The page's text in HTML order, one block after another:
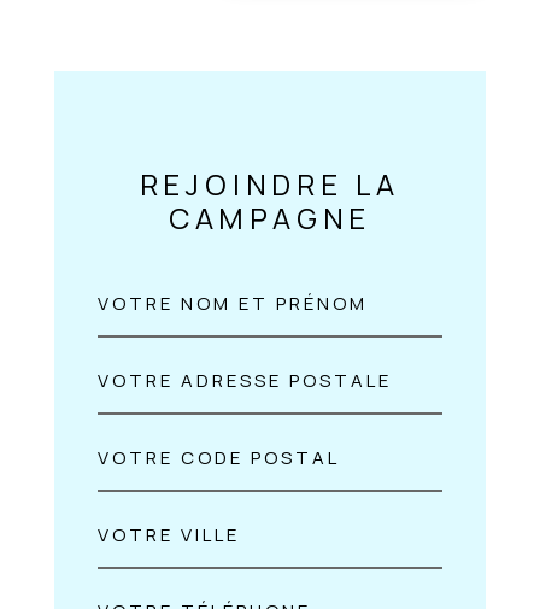
REJOINDRE LA
CAMPAGNE